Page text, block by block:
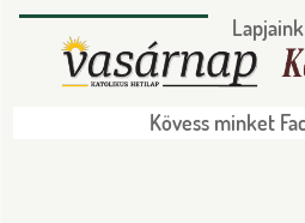
Lapjaink
Kövess minket